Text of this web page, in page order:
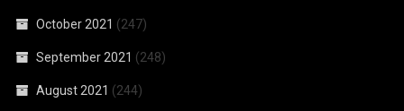
October 2021 (247)
September 2021 (248)
August 2021 (244)